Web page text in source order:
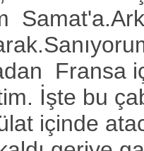
Fransa
İşte bu
içinde